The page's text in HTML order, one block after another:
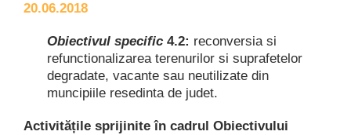
20.06.2018
Obiectivul specific 4.2: reconversia si
refunctionalizarea terenurilor si suprafetelor
degradate, vacante sau neutilizate din
muncipiile resedinta de judet.
Activitățile sprijinite în cadrul Obiectivului